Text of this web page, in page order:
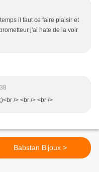
il faut ce faire plaisir et
j'ai hate de la voir
/> <br /> <br />
Babstan Bijoux >